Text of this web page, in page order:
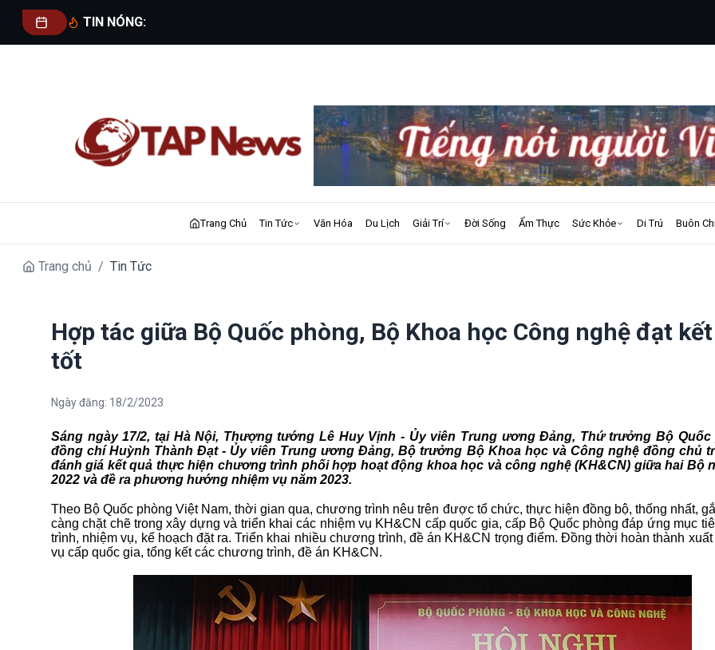
TIN NÓNG:
Trang Chủ Tin Tức Văn Hóa Du Lịch Giải Trí Đời Sống Ẩm Thực Sức Khỏe Di Trú Buôn
Trang chủ / Tin Tức
Hợp tác giữa Bộ Quốc phòng, Bộ Khoa học Công nghệ đạt
tốt
Ngày đăng: 18/2/2023
Sáng ngày 17/2, tại Hà Nội, Thượng tướng Lê Huy Vịnh - Ủy viên Trung ương Đảng, Thứ trưởng Bộ Quốc
đồng chí Huỳnh Thành Đạt - Ủy viên Trung ương Đảng, Bộ trưởng Bộ Khoa học và Công nghệ đồng chủ
đánh giá kết quả thực hiện chương trình phối hợp hoạt động khoa học và công nghệ (KH&CN) giữa hai Bộ
2022 và đề ra phương hướng nhiệm vụ năm 2023.
Theo Bộ Quốc phòng Việt Nam, thời gian qua, chương trình nêu trên được tổ chức, thực hiện đồng bộ, thống nhất,
càng chặt chẽ trong xây dựng và triển khai các nhiệm vụ KH&CN cấp quốc gia, cấp Bộ Quốc phòng đáp ứng mục
trình, nhiệm vụ, kế hoạch đặt ra. Triển khai nhiều chương trình, đề án KH&CN trọng điểm. Đồng thời hoàn thành
vụ cấp quốc gia, tổng kết các chương trình, đề án KH&CN.